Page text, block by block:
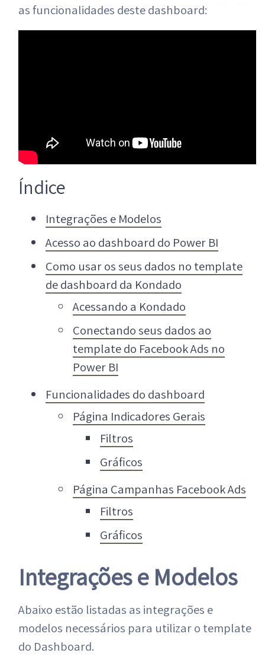
as funcionalidades deste dashboard:
Índice
Integrações e Modelos
Acesso ao dashboard do Power BI
Como usar os seus dados no template
de dashboard da Kondado
Acessando a Kondado
Conectando seus dados ao
template do Facebook Ads no
Power BI
Funcionalidades do dashboard
Página Indicadores Gerais
Filtros
Gráficos
Página Campanhas Facebook Ads
Filtros
Gráficos
Integrações e Modelos
Abaixo estão listadas as integrações e
modelos necessários para utilizar o template
do Dashboard.